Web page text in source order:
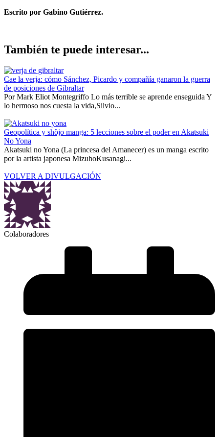
Escrito por Gabino Gutiérrez.
También te puede interesar...
Cae la verja: cómo Sánchez, Picardo y compañía ganaron la guerra
de posiciones de Gibraltar
Por Mark Eliot Montegriffo Lo más terrible se aprende enseguida Y
lo hermoso nos cuesta la vida,Silvio...
Geopolítica y shôjo manga: 5 lecciones sobre el poder en Akatsuki
No Yona
Akatsuki no Yona (La princesa del Amanecer) es un manga escrito
por la artista japonesa MizuhoKusanagi...
VOLVER A DIVULGACIÓN
Colaboradores